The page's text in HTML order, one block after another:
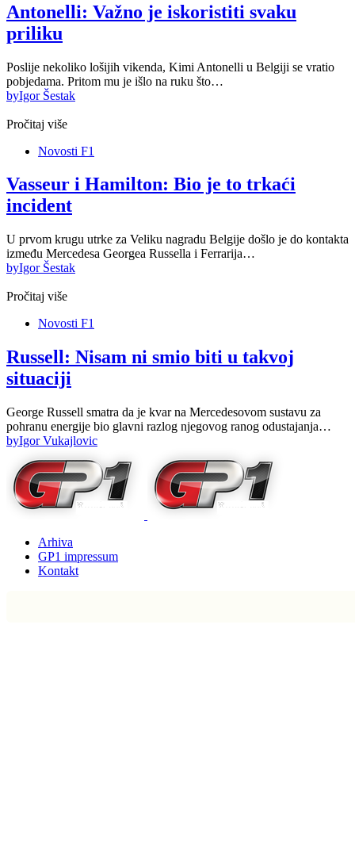
Antonelli: Važno je iskoristiti svaku
priliku
Poslije nekoliko lošijih vikenda, Kimi Antonelli u Belgiji se vratio
pobjedama. Pritom mu je išlo na ruku što…
byIgor Šestak
Pročitaj više
Novosti F1
Vasseur i Hamilton: Bio je to trkaći
incident
U prvom krugu utrke za Veliku nagradu Belgije došlo je do kontakta
između Mercedesa Georgea Russella i Ferrarija…
byIgor Šestak
Pročitaj više
Novosti F1
Russell: Nisam ni smio biti u takvoj
situaciji
George Russell smatra da je kvar na Mercedesovom sustavu za
pohranu energije bio glavni razlog njegovog ranog odustajanja…
byIgor Vukajlovic
Arhiva
GP1 impressum
Kontakt